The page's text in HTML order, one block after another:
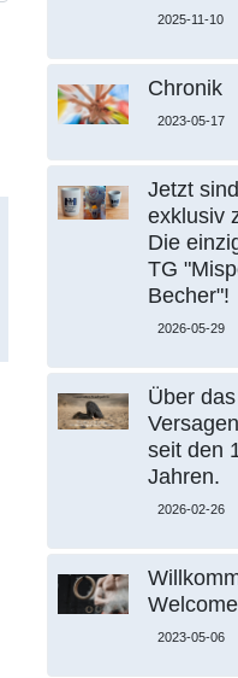
2025-11-10
Chronik
2023-05-17
Jetzt
exklusiv
Die
TG
Becher"!
2026-05-29
Über
seit den
Jahren.
2026-02-26
Welcome
2023-05-06